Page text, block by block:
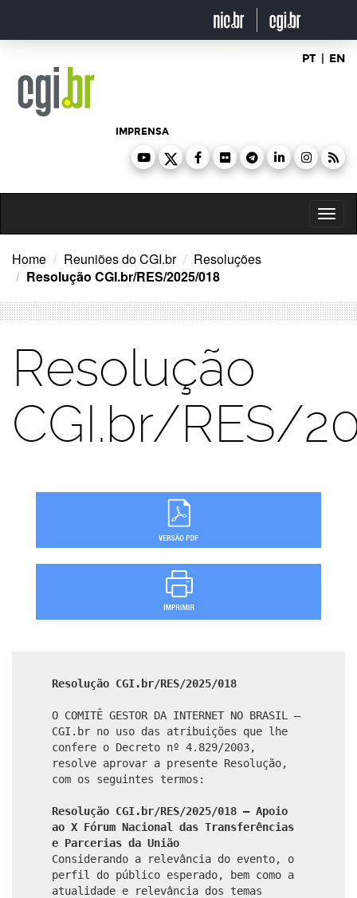
o
PT | EN
IMPRENSA
Home Reuniões do CGI.br
Resoluções
Resolução CGI.br/RES/2025/018
Resolução
CGI.br/RES/
Resolução CGI.br/RES/2025/018
O COMITÊ GESTOR DA INTERNET NO BRASIL –
CGI.br no uso das atribuições que lhe
confere o Decreto nº 4.829/2003,
resolve aprovar a presente Resolução,
com os seguintes termos:
Resolução CGI.br/RES/2025/018 – Apoio
ao X Fórum Nacional das Transferências
e Parcerias da União
Considerando a relevância do evento, o
perfil do público esperado, bem como a
atualidade e relevância dos temas